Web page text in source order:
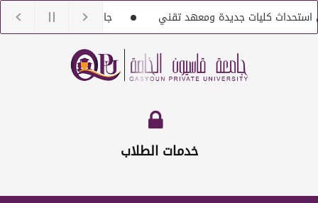
كليات جديدة ومعهد تقني
جامعة قاسيون تنعى الدكتور بشار
هيئة تعليمية من حملة الماجستير والدكتوراه
خدمات الطلاب